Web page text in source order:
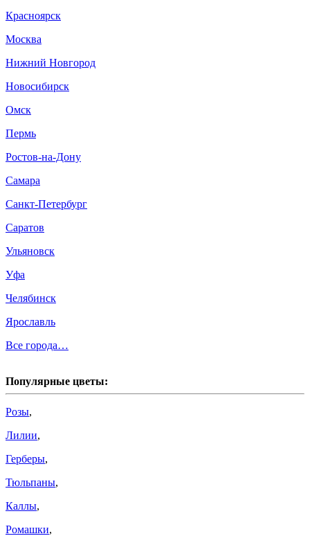
Красноярск
Москва
Нижний Новгород
Новосибирск
Омск
Пермь
Ростов-на-Дону
Самара
Санкт-Петербург
Саратов
Ульяновск
Уфа
Челябинск
Ярославль
Все города…
Популярные цветы:
Розы,
Лилии,
Герберы,
Тюльпаны,
Каллы,
Ромашки,